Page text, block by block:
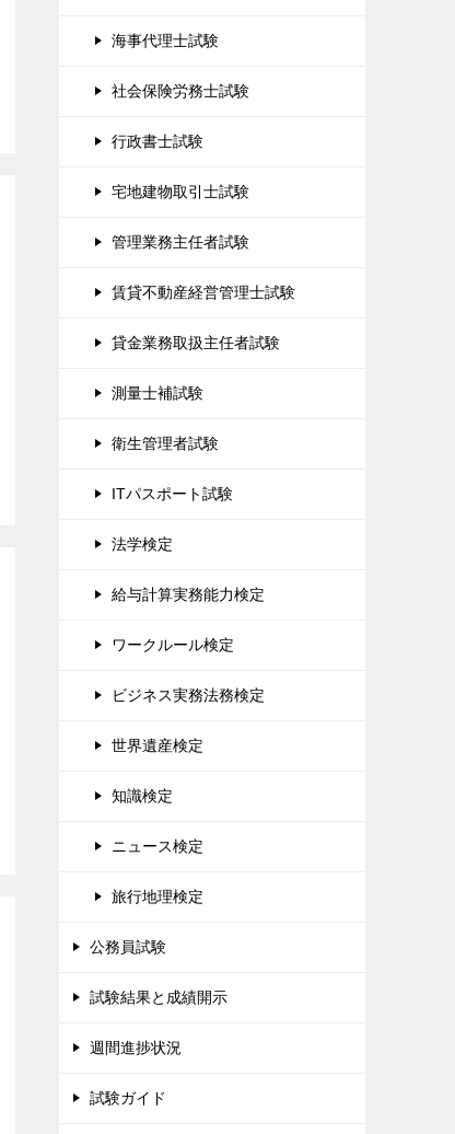
海事代理士試験
社会保険労務士試験
行政書士試験
宅地建物取引士試験
管理業務主任者試験
賃貸不動産経営管理士試験
貸金業務取扱主任者試験
測量士補試験
衛生管理者試験
ITパスポート試験
法学検定
給与計算実務能力検定
ワークルール検定
ビジネス実務法務検定
世界遺産検定
知識検定
ニュース検定
旅行地理検定
公務員試験
試験結果と成績開示
週間進捗状況
試験ガイド